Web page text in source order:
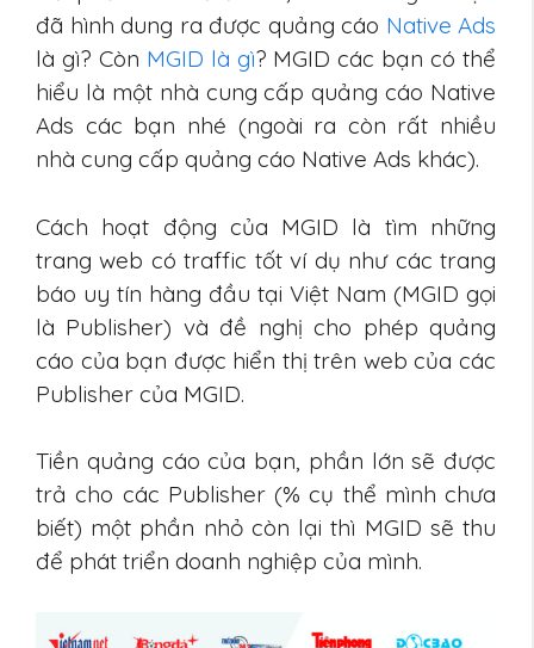
đã hình dung ra được quảng cáo Native Ads
là gì? Còn MGID là gì? MGID các bạn có thể
hiểu là một nhà cung cấp quảng cáo Native
Ads các bạn nhé (ngoài ra còn rất nhiều
nhà cung cấp quảng cáo Native Ads khác).
Cách hoạt động của MGID là tìm những
trang web có traffic tốt ví dụ như các trang
báo uy tín hàng đầu tại Việt Nam (MGID gọi
là Publisher) và đề nghị cho phép quảng
cáo của bạn được hiển thị trên web của các
Publisher của MGID.
Tiền quảng cáo của bạn, phần lớn sẽ được
trả cho các Publisher (% cụ thể mình chưa
biết) một phần nhỏ còn lại thì MGID sẽ thu
để phát triển doanh nghiệp của mình.